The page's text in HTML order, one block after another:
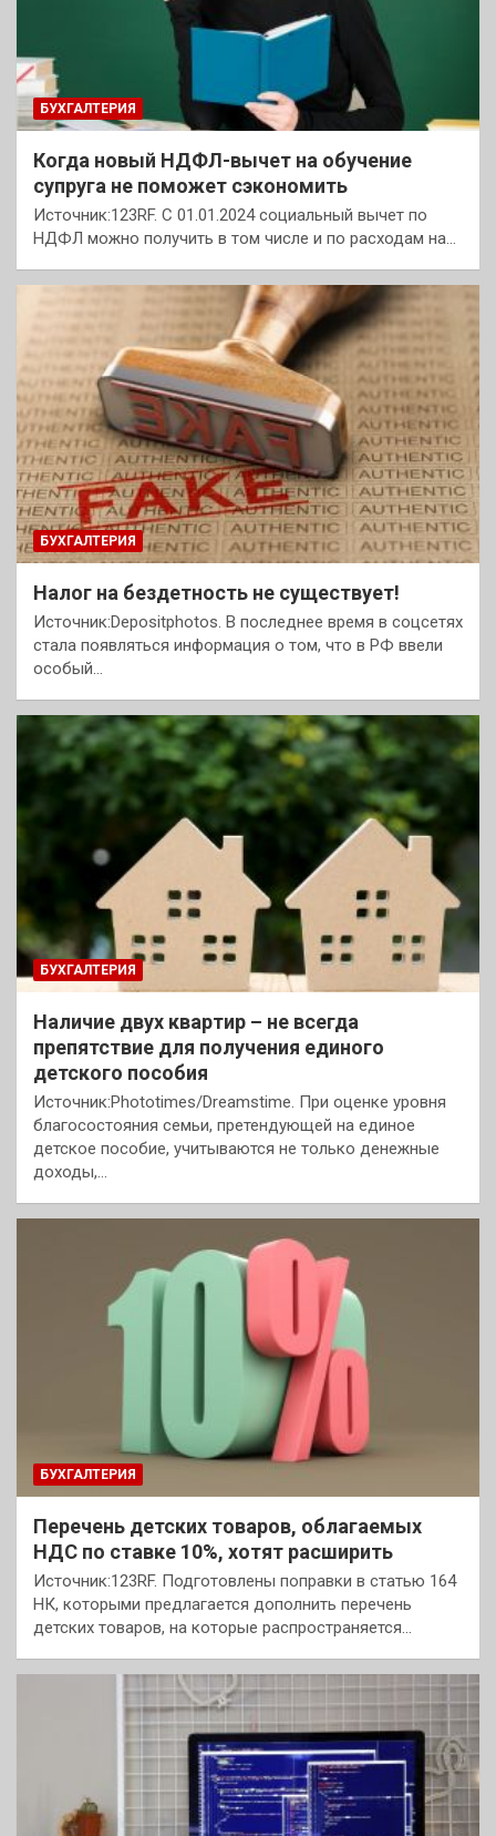
БУХГАЛТЕРИЯ
Когда новый НДФЛ-вычет на обучение
супруга не поможет сэкономить
Источник:123RF. С 01.01.2024 социальный вычет по
НДФЛ можно получить в том числе и по расходам на…
БУХГАЛТЕРИЯ
Налог на бездетность не существует!
Источник:Depositphotos. В последнее время в соцсетях
стала появляться информация о том, что в РФ ввели
особый…
БУХГАЛТЕРИЯ
Наличие двух квартир – не всегда
препятствие для получения единого
детского пособия
Источник:Phototimes/Dreamstime. При оценке уровня
благосостояния семьи, претендующей на единое
детское пособие, учитываются не только денежные
доходы,…
БУХГАЛТЕРИЯ
Перечень детских товаров, облагаемых
НДС по ставке 10%, хотят расширить
Источник:123RF. Подготовлены поправки в статью 164
НК, которыми предлагается дополнить перечень
детских товаров, на которые распространяется…